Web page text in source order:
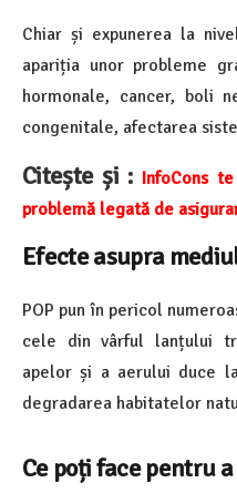
Chiar și expunerea la
apariția unor probleme
hormonale, cancer, boli
congenitale, afectarea
Citește și : InfoCons
problemă legată de
Efecte asupra
POP pun în pericol
cele din vârful lanțului
apelor și a aerului duce
degradarea habitatelor
Ce poți face pentru